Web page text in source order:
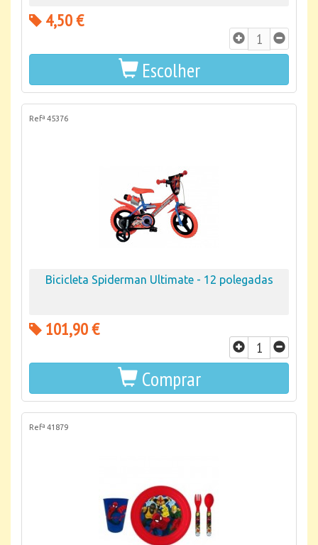
4,50 €
Escolher
Refª 45376
Bicicleta Spiderman Ultimate - 12 polegadas
101,90 €
Comprar
Refª 41879